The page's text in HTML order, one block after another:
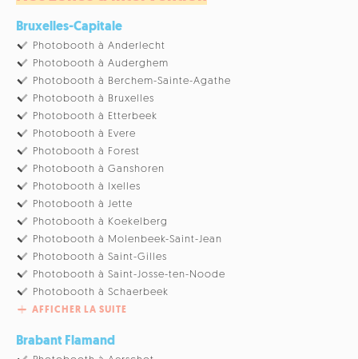
Bruxelles-Capitale
Photobooth à Anderlecht
Photobooth à Auderghem
Photobooth à Berchem-Sainte-Agathe
Photobooth à Bruxelles
Photobooth à Etterbeek
Photobooth à Evere
Photobooth à Forest
Photobooth à Ganshoren
Photobooth à Ixelles
Photobooth à Jette
Photobooth à Koekelberg
Photobooth à Molenbeek-Saint-Jean
Photobooth à Saint-Gilles
Photobooth à Saint-Josse-ten-Noode
Photobooth à Schaerbeek
AFFICHER LA SUITE
Brabant Flamand